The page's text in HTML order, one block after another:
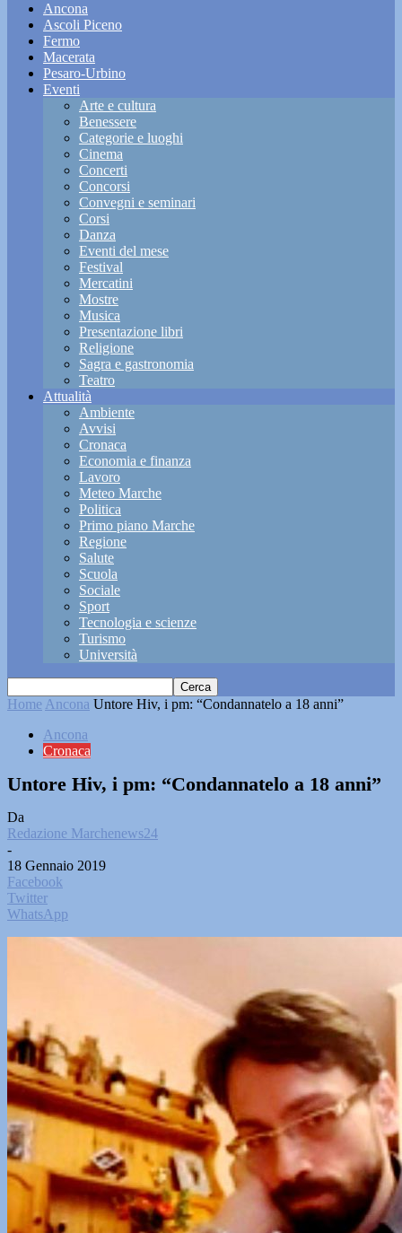
Ancona
Ascoli Piceno
Fermo
Macerata
Pesaro-Urbino
Eventi
Arte e cultura
Benessere
Categorie e luoghi
Cinema
Concerti
Concorsi
Convegni e seminari
Corsi
Danza
Eventi del mese
Festival
Mercatini
Mostre
Musica
Presentazione libri
Religione
Sagra e gastronomia
Teatro
Attualità
Ambiente
Avvisi
Cronaca
Economia e finanza
Lavoro
Meteo Marche
Politica
Primo piano Marche
Regione
Salute
Scuola
Sociale
Sport
Tecnologia e scienze
Turismo
Università
Home Ancona Untore Hiv, i pm: “Condannatelo a 18 anni”
Ancona
Cronaca
Untore Hiv, i pm: “Condannatelo a 18 anni”
Da
Redazione Marchenews24
-
18 Gennaio 2019
Facebook
Twitter
WhatsApp